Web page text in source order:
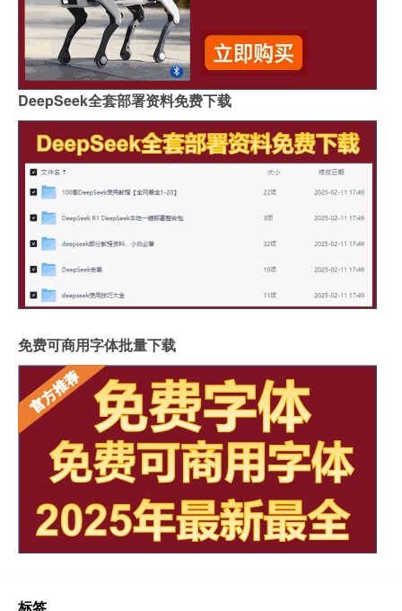
DeepSeek全套部署资料免费下载
免费可商用字体批量下载